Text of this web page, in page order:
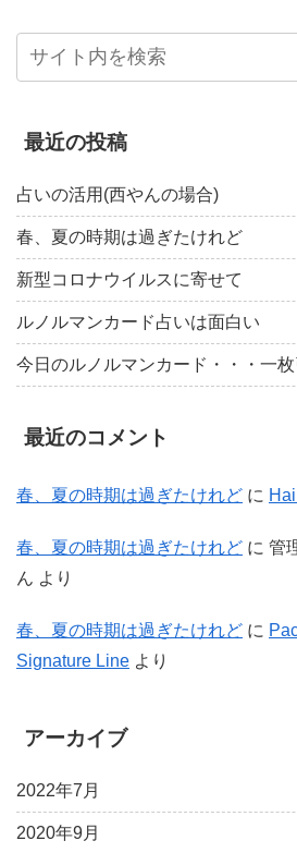
最近の投稿
占いの活用(西やんの場合)
春、夏の時期は過ぎたけれど
新型コロナウイルスに寄せて
ルノルマンカード占いは面白い
今日のルノルマンカード・・・一枚
最近のコメント
春、夏の時期は過ぎたけれど に
春、夏の時期は過ぎたけれど に 管
ん より
春、夏の時期は過ぎたけれど に
Signature Line より
アーカイブ
2022年7月
2020年9月